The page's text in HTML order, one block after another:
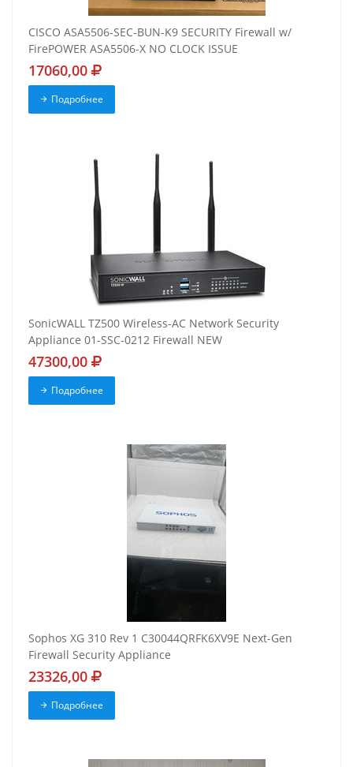
CISCO ASA5506-SEC-BUN-K9 SECURITY Firewall w/
FirePOWER ASA5506-X NO CLOCK ISSUE
17060,00
Подробнее
SonicWALL TZ500 Wireless-AC Network Security
Appliance 01-SSC-0212 Firewall NEW
47300,00
Подробнее
Sophos XG 310 Rev 1 C30044QRFK6XV9E Next-Gen
Firewall Security Appliance
23326,00
Подробнее